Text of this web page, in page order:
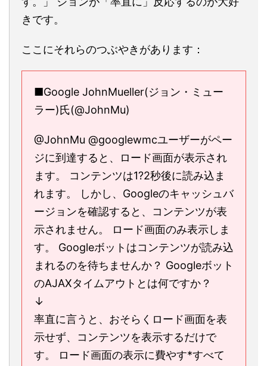
きです。
ここにそれらのつぶやきがあります：
■Google JohnMueller(ジョン・ミュー
ラー)氏(@JohnMu)
@JohnMu @googlewmcユーザーがペー
ジに到達すると、ロード画面が表示され
ます。 コンテンツは1?2秒後に読み込ま
れます。 しかし、Googleのキャッシュバ
ージョンを確認すると、コンテンツが表
示されません。 ロード画面のみ表示しま
す。 Googleボットはコンテンツが読み込
まれるのを待ちませんか？ Googleボット
のAJAXタイムアウトとは何ですか？
↓
率直に言うと、おそらくロード画面を表
示せず、コンテンツを表示するだけで
す。 ロード画面の表示に費やす*すべて